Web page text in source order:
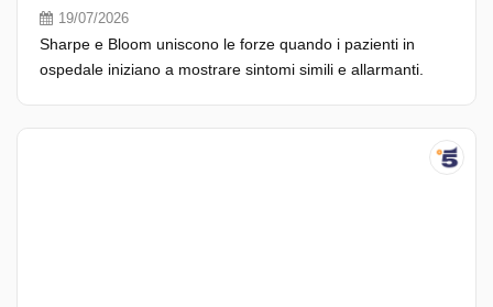
19/07/2026
Sharpe e Bloom uniscono le forze quando i pazienti in
ospedale iniziano a mostrare sintomi simili e allarmanti.